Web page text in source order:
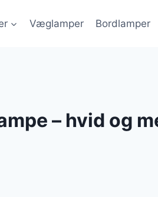
Væglamper Bordlamper
– hvid og